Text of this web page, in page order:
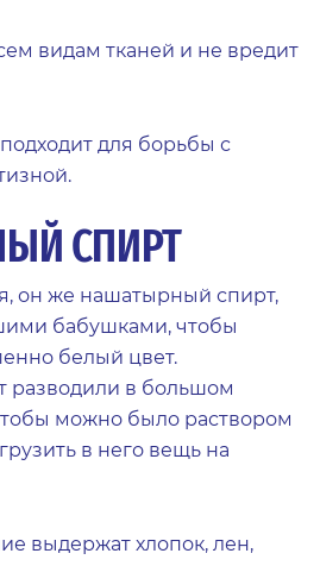
видам тканей и не вредит
для борьбы с
СПИРТ
он же нашатырный спирт,
бабушками, чтобы
белый цвет.
разводили в большом
можно было раствором
в него вещь на
выдержат хлопок, лен,